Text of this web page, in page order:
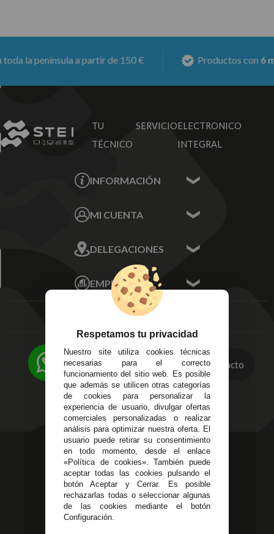
península a partir de 150 € Productos con6
TU SERVICIO
TÉCNICO
ELECTRONICO
INTEGRAL
INFORMACIÓN
Sobre nosotros
MI CUENTA
Mis Direcciones
Mis Pedidos
Mis favoritos
FAQ's
DELEGACIONES
Écija - Sevilla
Av. Plaza de Toros.
Local 3
Córdoba
14
Alzira - Valencia
C/ Esplugues, 135
EMPRESA
Aviso Legal
Devoluciones
Política de Privacidad
Pago Seguro
Terminos y
Condiciones Generales
Políticas de Cookies
623 23 31 98
Atendemos Whatsapp
955 44 45 43/955 44 45 44
info@steielectronica.com
Contacto
Respetamos tu privacidad
Nuestro site utiliza cookies técnicas
necesarias para el correcto
funcionamiento del sitio web. Es posible
que además se utilicen otras categorías
de cookies para personalizar la
experiencia de usuario, divulgar ofertas
comerciales personalizadas o realizar
análisis para optimizar nuestra oferta. El
usuario puede retirar su consentimiento
en todo momento, desde el enlace
«Política de cookies». También puede
aceptar todas las cookies pulsando el
botón Aceptar y Cerrar. Es posible
rechazarlas todas o seleccionar algunas
de las cookies mediante el botón
Configuración.